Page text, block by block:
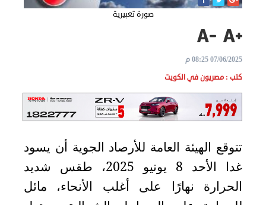
بالخارج
المعاملات
القنصلية
الدبلوماسية
المصريون
صورة تعبيرية
07/06/2025 08:25 م
كتب : مصريون في الكويت
تتوقع الهيئة العامة للأرصاد الجوية أن يسود
غدا الأحد 8 يونيو 2025، طقس شديد
الحرارة نهارًا على أغلب الأنحاء، مائل